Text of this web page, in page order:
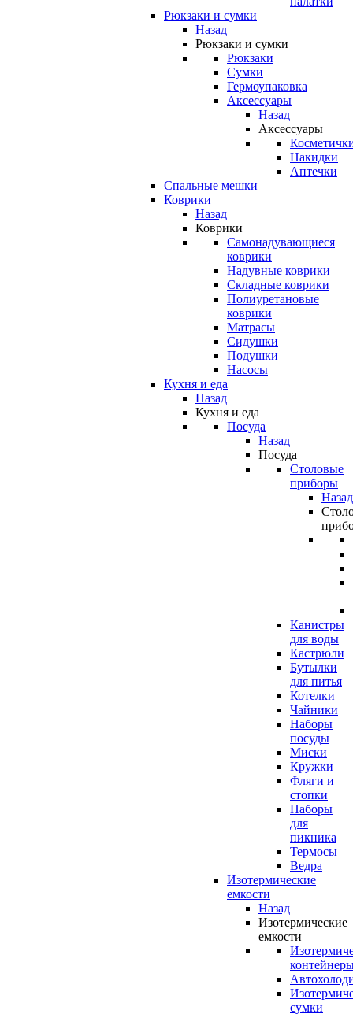
Рюкзаки и сумки
Назад
Рюкзаки и сумки
Рюкзаки
Сумки
Гермоупаковка
Аксессуары
Назад
Аксессуары
Накидки
Аптечки
Спальные мешки
Коврики
Назад
Коврики
Самонадувающиеся
коврики
Надувные коврики
Складные коврики
Полиуретановые
коврики
Матрасы
Сидушки
Подушки
Насосы
Кухня и еда
Назад
Кухня и еда
Посуда
Назад
Посуда
Столовые
приборы
Назад
Канистры
для воды
Кастрюли
Бутылки
для питья
Котелки
Чайники
Наборы
посуды
Миски
Кружки
Фляги и
стопки
Наборы
для
пикника
Термосы
Ведра
Изотермические
емкости
Назад
Изотермические
емкости
сумки